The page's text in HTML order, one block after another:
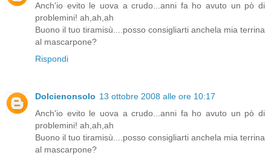
Anch'io evito le uova a crudo...anni fa ho avuto un pò di
problemini! ah,ah,ah
Buono il tuo tiramisù....posso consigliarti anchela mia terrina
al mascarpone?
Rispondi
Dolcienonsolo 13 ottobre 2008 alle ore 10:17
Anch'io evito le uova a crudo...anni fa ho avuto un pò di
problemini! ah,ah,ah
Buono il tuo tiramisù....posso consigliarti anchela mia terrina
al mascarpone?